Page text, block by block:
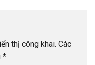
thị công khai. Các
*